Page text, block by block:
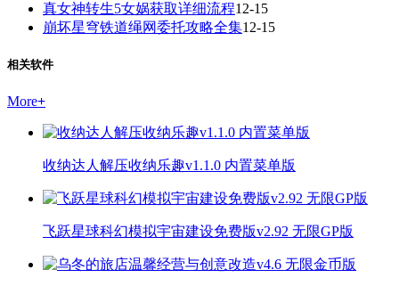
真女神转生5女娲获取详细流程12-15
崩坏星穹铁道绳网委托攻略全集12-15
相关软件
More+
收纳达人解压收纳乐趣v1.1.0 内置菜单版
飞跃星球科幻模拟宇宙建设免费版v2.92 无限GP版